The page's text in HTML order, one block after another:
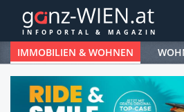
IMMOBILIEN & WOHNEN